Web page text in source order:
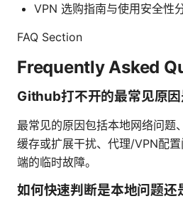
VPN 选购指南与使用安全性
FAQ Section
Frequently Asked
Github打不开的最常见原因
最常见的原因包括本地网络问题
缓存或扩展干扰、代理/VPN配
端的临时故障。
如何快速判断是本地问题还